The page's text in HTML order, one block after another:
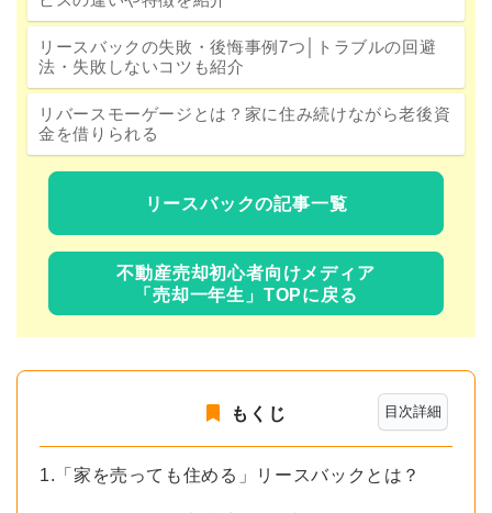
リースバックの失敗・後悔事例7つ│トラブルの回避
法・失敗しないコツも紹介
リバースモーゲージとは？家に住み続けながら老後資
金を借りられる
リースバックの記事一覧
不動産売却初心者向けメディア
「売却一年生」TOPに戻る
目次詳細
もくじ
1.「家を売っても住める」リースバックとは？